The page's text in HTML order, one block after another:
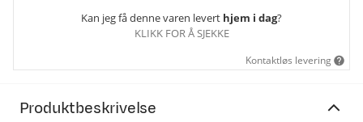
Kan jeg få denne varen levert hjem i dag?
KLIKK FOR Å SJEKKE
Kontaktløs levering
Produktbeskrivelse